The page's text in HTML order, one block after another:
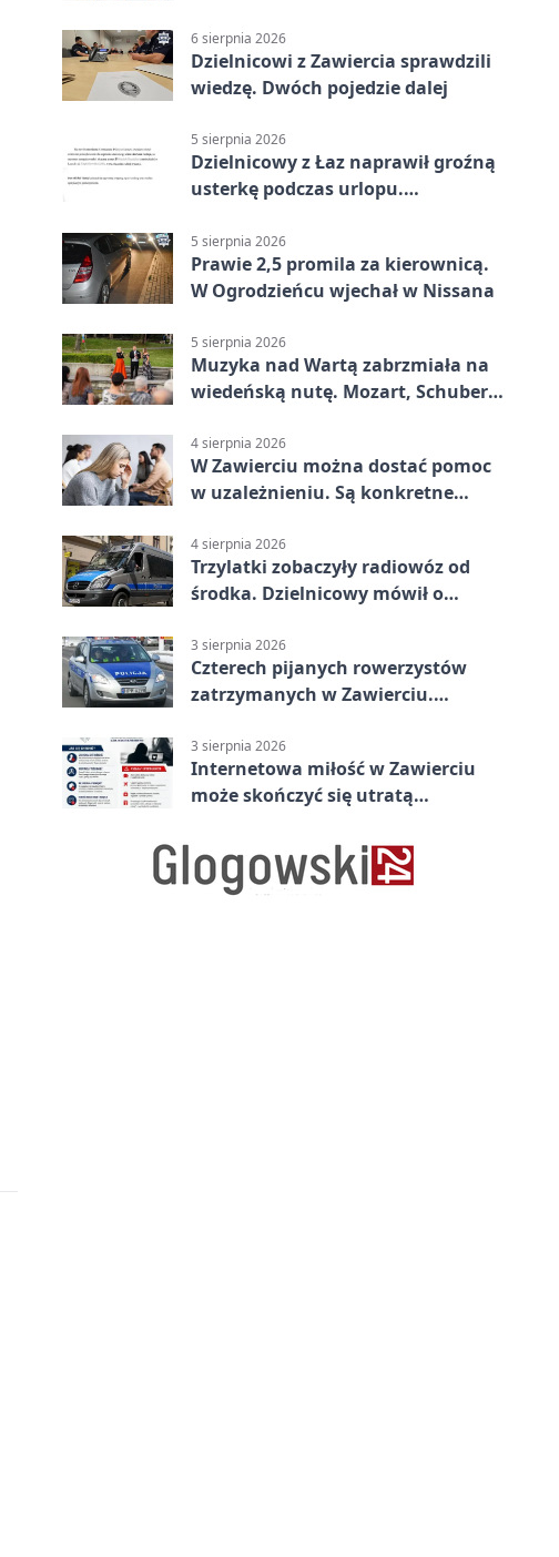
6 sierpnia 2026
Dzielnicowi z Zawiercia sprawdzili
wiedzę. Dwóch pojedzie dalej
5 sierpnia 2026
Dzielnicowy z Łaz naprawił groźną
usterkę podczas urlopu.
5 sierpnia 2026
Prawie 2,5 promila za kierownicą.
W Ogrodzieńcu wjechał w Nissana
5 sierpnia 2026
Muzyka nad Wartą zabrzmiała na
wiedeńską nutę. Mozart, Schubert i
4 sierpnia 2026
W Zawierciu można dostać pomoc
w uzależnieniu. Są konkretne
4 sierpnia 2026
Trzylatki zobaczyły radiowóz od
środka. Dzielnicowy mówił o
3 sierpnia 2026
Czterech pijanych rowerzystów
zatrzymanych w Zawierciu.
promila
3 sierpnia 2026
Internetowa miłość w Zawierciu
może skończyć się utratą